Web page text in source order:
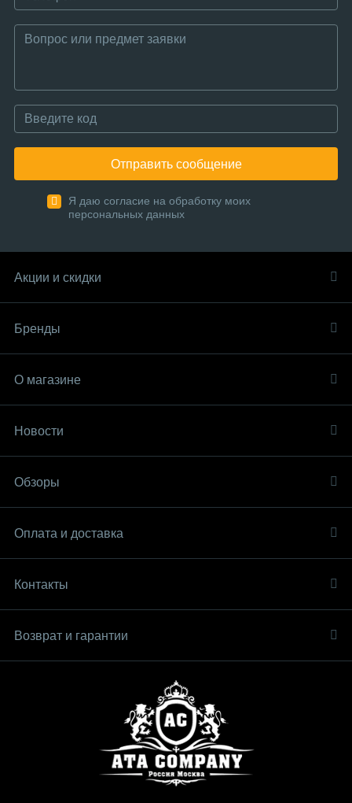
Отправить сообщение
Я даю согласие на обработку моих
персональных данных
Акции и скидки
Бренды
О магазине
Новости
Обзоры
Оплата и доставка
Контакты
Возврат и гарантии